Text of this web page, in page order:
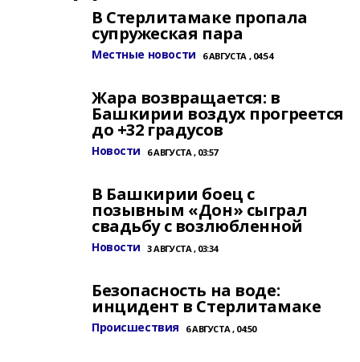
В Стерлитамаке пропала
супружеская пара
Местные новости 6 АВГУСТА , 04:54
Жара возвращается: в
Башкирии воздух прогреется
до +32 градусов
Новости 6 АВГУСТА , 03:57
В Башкирии боец с
позывным «Дон» сыграл
свадьбу с возлюбленной
Новости 3 АВГУСТА , 03:34
Безопасность на воде:
инцидент в Стерлитамаке
Происшествия 6 АВГУСТА , 04:50